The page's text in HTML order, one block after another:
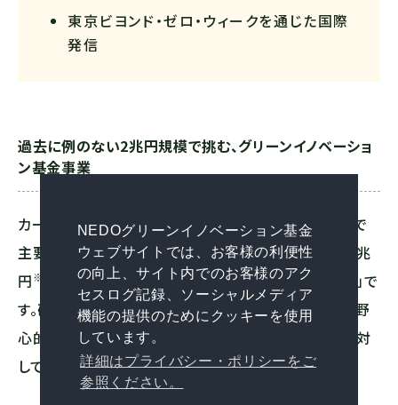
NEDOグリーンイノベーション基金
ウェブサイトでは、お客様の利便性
の向上、サイト内でのお客様のアク
セスログ記録、ソーシャルメディア
機能の提供のためにクッキーを使用
しています。
詳細はプライバシー・ポリシーをご
参照ください。
東京ビヨンド・ゼロ・ウィークを通じた国際
発信
過去に例のない2兆円規模で挑む、グリーンイノベーショ
ン基金事業
カーボンニュートラル実現に向けた国の取り組みの中で
主要な役割を果たすのが、ＮＥＤＯに創設された総額2兆
円※
（2021年3月時点）の「グリーンイノベーション基金」で
す。研究開発・実証から社会実装までを見据え、官民で野
心的かつ具体的な目標を共有し、企業等の取り組みに対
して最長10年間の継続的な支援を行っていきます。